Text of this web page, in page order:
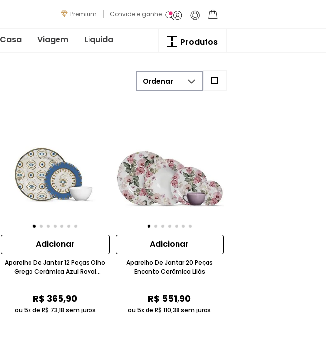
Premium Convide e ganhe
Casa Viagem Liquida Produtos
Adicionar
Aparelho De Jantar 12 Peças Olho
Grego Cerâmica Azul Royal
R$ 365,90
ou 5x de R$ 73,18 sem juros
Adicionar
Aparelho De Jantar 20 Peças
Encanto Cerâmica Lilás
R$ 551,90
ou 5x deR$ 110,38 sem juros